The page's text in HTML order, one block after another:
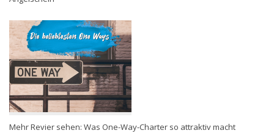
Mehr Revier sehen: Was One-Way-Charter so attraktiv macht